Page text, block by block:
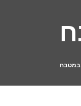
במטבח